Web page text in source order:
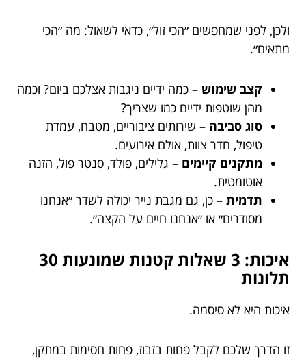
ולכן, לפני שמחפשים ״הכי זול״, כדאי לשאול: מה ״הכי
מתאים״.
קצב שימוש – כמה ידיים ניגבות אצלכם ביום? וכמה
מהן שוטפות ידיים כמו שצריך?
סוג סביבה – שירותים ציבוריים, מטבח, עמדת
טיפול, חדר צוות, אולם אירועים.
מתקנים קיימים – גלילים, פולד, סנטר פול, הזנה
אוטומטית.
תדמית – כן, גם מגבת נייר יכולה לשדר ״אנחנו
מסודרים״ או ״אנחנו חיים על הקצה״.
איכות: 3 שאלות קטנות שמונעות 30
תלונות
איכות היא לא סיסמה.
זו הדרך שלכם לקבל פחות בזבוז, פחות חסימות במתקן,